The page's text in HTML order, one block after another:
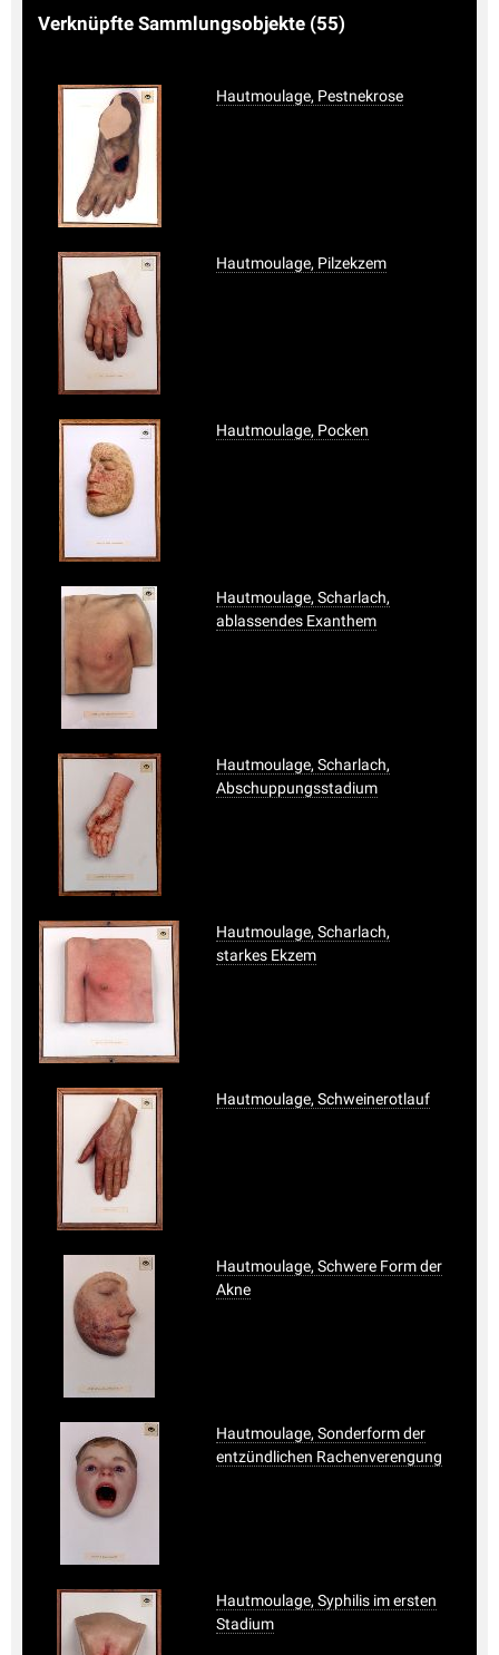
Verknüpfte Sammlungsobjekte (55)
Hautmoulage, Pestnekrose
Hautmoulage, Pilzekzem
Hautmoulage, Pocken
Hautmoulage, Scharlach,
ablassendes Exanthem
Hautmoulage, Scharlach,
Abschuppungsstadium
Hautmoulage, Scharlach,
starkes Ekzem
Hautmoulage, Schweinerotlauf
Hautmoulage, Schwere Form der
Akne
Hautmoulage, Sonderform der
entzündlichen Rachenverengung
Hautmoulage, Syphilis im ersten
Stadium